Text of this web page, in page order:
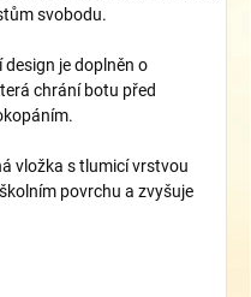
svobodu.
design je doplněn o
chrání botu před
vložka s tlumicí vrstvou
povrchu a zvyšuje